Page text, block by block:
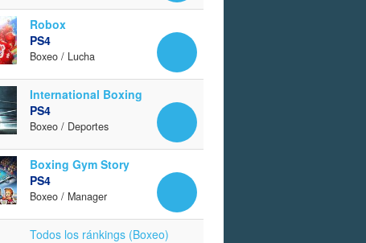
Robox
PS4
Boxeo / Lucha
International Boxing
PS4
Boxeo / Deportes
Boxing Gym Story
PS4
Boxeo / Manager
Todos los ránkings (Boxeo)